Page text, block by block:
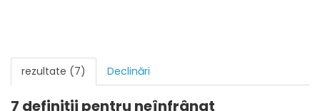
rezultate (7) Declinări
7 definiții pentru neînfrânat